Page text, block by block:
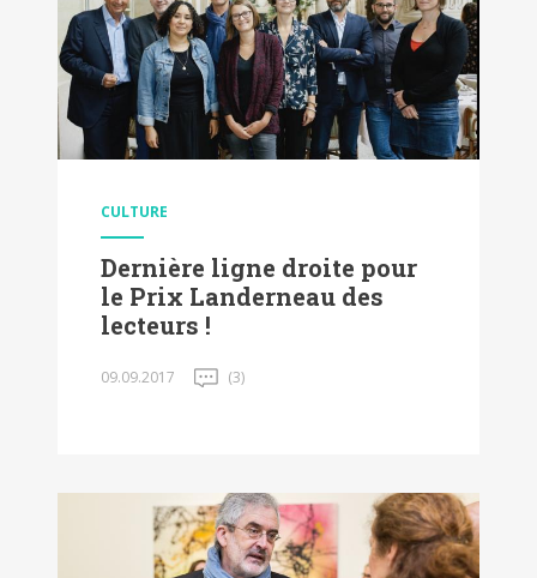
CULTURE
Dernière ligne droite pour
le Prix Landerneau des
lecteurs !
09.09.2017 (3)